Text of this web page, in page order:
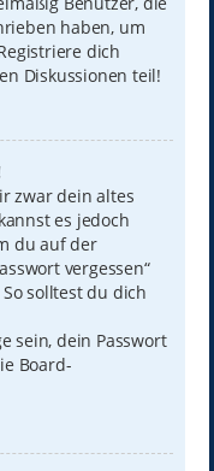
haben, um
dich
Diskussionen teil!
zwar dein altes
es jedoch
du auf der
vergessen“
solltest du dich
sein, dein Passwort
Board-